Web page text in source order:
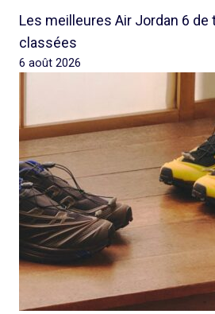
Les meilleures Air Jordan 6
classées
6 août 2026